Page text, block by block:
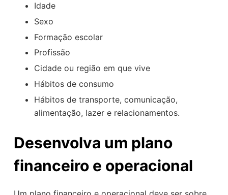
Idade
Sexo
Formação escolar
Profissão
Cidade ou região em que vive
Hábitos de consumo
Hábitos de transporte, comunicação,
alimentação, lazer e relacionamentos.
Desenvolva um plano
financeiro e operacional